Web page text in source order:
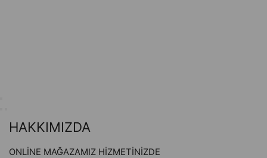
HAKKIMIZDA
ONLİNE MAĞAZAMIZ HİZMETİNİZDE